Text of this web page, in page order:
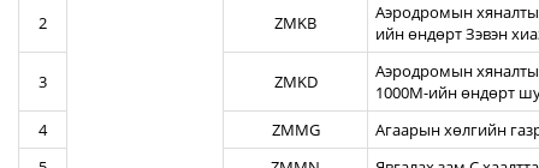
2 ZMKB
Аэродромын
ийн өндөрт Зэвэн
3 ZMKD
Аэродромын
1000М-ийн өндөрт
4
ZMMG
Агаарын хөлгийн